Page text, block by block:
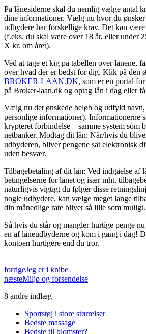
På lånesiderne skal du nemlig vælge antal
dine informationer. Vælg nu hvor du
udbydere har forskellige krav. Det kan være
(f.eks. du skal være over 18 år, eller under
X kr. om året).
Ved at tage et kig på tabellen over lånene,
over hvad der er bedst for dig. Klik på den
BROKER-LAAN.DK, som er en portal
på Broker-laan.dk og optag lån i dag eller
Vælg nu det ønskede beløb og udfyld navn,
personlige informationer). Informationerne
krypteret forbindelse – samme system som
netbanker. Modtag dit lån: Når/hvis du
udbyderen, bliver pengene sat elektronisk
uden besvær.
Tilbagebetaling af dit lån: Ved indgåelse af
betingelserne for lånet og især mht.
naturligvis vigtigt du følger disse
nogle udbydere, kan vælge meget lange
din månedlige rate bliver så lille som muligt.
Så hvis du står og mangler hurtige penge
en af låneudbyderne og kom i gang i dag!
kontoen hurtigere end du tror.
forrigeJeg er i knibe
næsteMiljø og forsendelse
8 andre indlæg
Sportstøj i store størrelser
Bedste massage
Bedste til blomster?